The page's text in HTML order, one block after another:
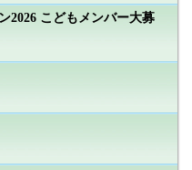
2026 こどもメンバー大募